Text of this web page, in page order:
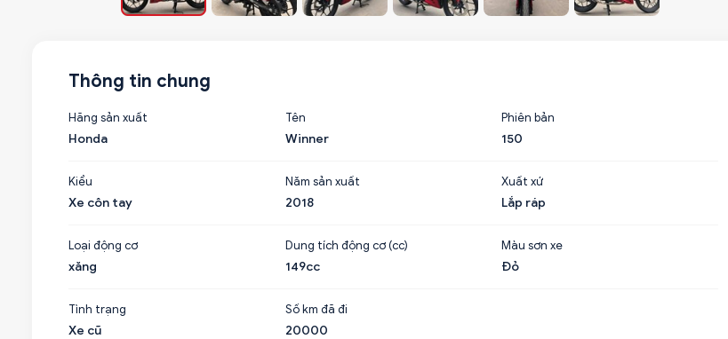
Thông tin chung
Hãng sản xuất
Honda
Tên
Winner
Phiên bản
150
Kiểu
Xe côn tay
Năm sản xuất
2018
Xuất xứ
Lắp ráp
Loại động cơ
xăng
Dung tích động cơ (cc)
149cc
Màu sơn xe
Đỏ
Tình trạng
Xe cũ
Số km đã đi
20000